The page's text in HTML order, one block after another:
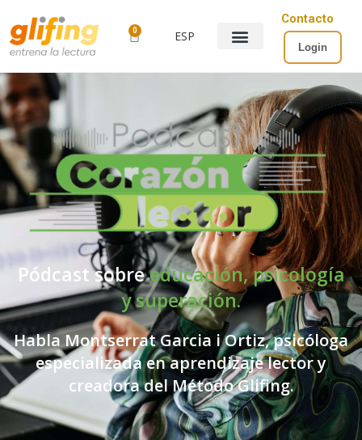
0 ESP
Contacto
Login
Pódcast sobreeducación,psicología
ysuperación.
Habla Montserrat Garcia i Ortiz, psicóloga
especializada en aprendizaje lector y
creadora del Método Glifing.